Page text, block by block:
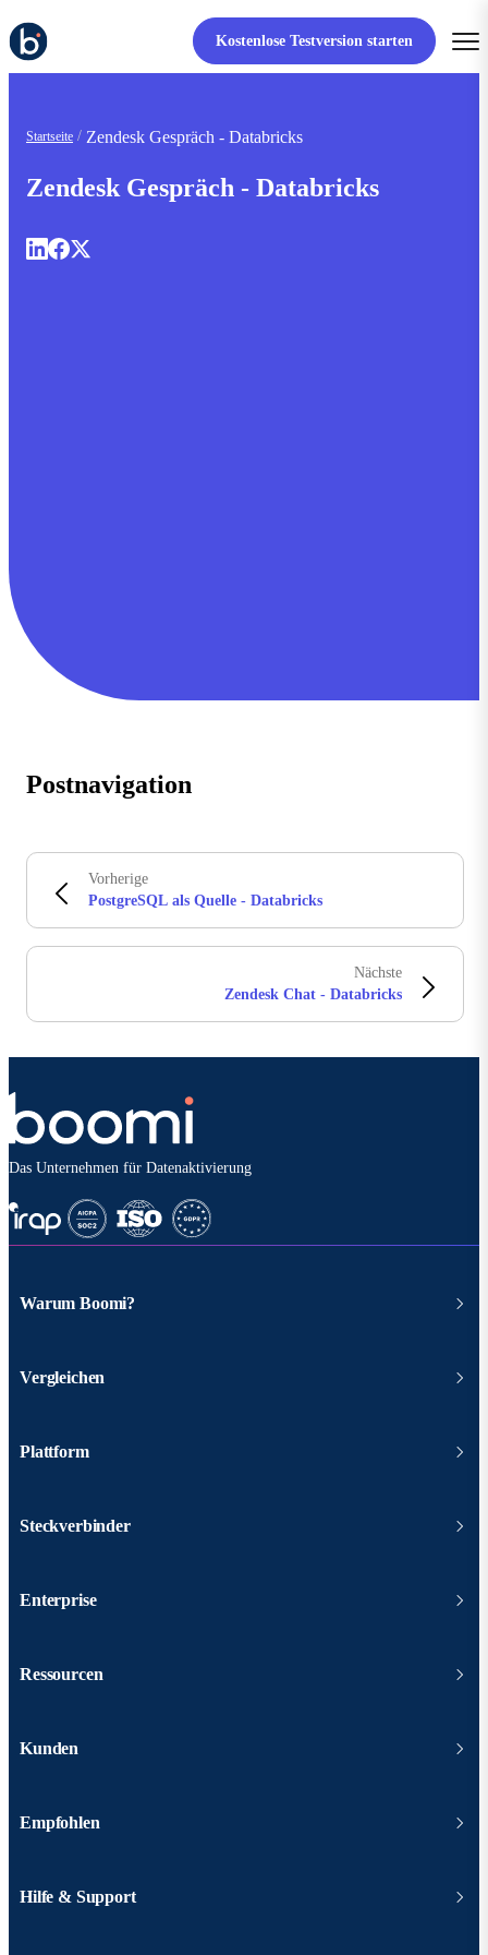
Kostenlose Testversion starten
Startseite Zendesk Gespräch - Databricks
Zendesk Gespräch - Databricks
Postnavigation
Vorherige
PostgreSQL als Quelle - Databricks
Nächste
Zendesk Chat - Databricks
Das Unternehmen für Datenaktivierung
Warum Boomi?
Vergleichen
Plattform
Steckverbinder
Enterprise
Ressourcen
Kunden
Empfohlen
Hilfe & Support